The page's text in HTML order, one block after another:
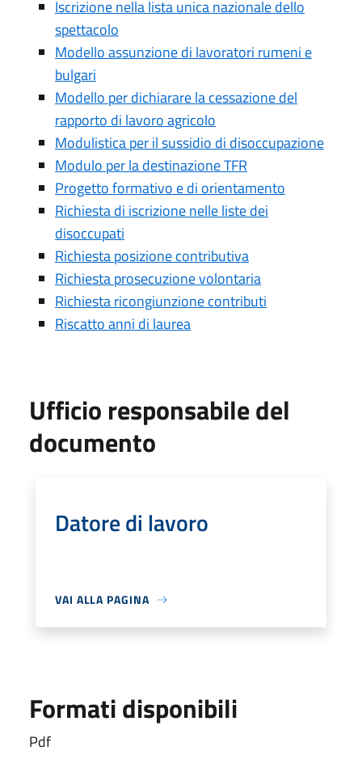
Iscrizione nella lista unica nazionale dello
spettacolo
Modello assunzione di lavoratori rumeni e
bulgari
Modello per dichiarare la cessazione del
rapporto di lavoro agricolo
Modulistica per il sussidio di disoccupazione
Modulo per la destinazione TFR
Progetto formativo e di orientamento
Richiesta di iscrizione nelle liste dei
disoccupati
Richiesta posizione contributiva
Richiesta prosecuzione volontaria
Richiesta ricongiunzione contributi
Riscatto anni di laurea
Ufficio responsabile del
documento
Datore di lavoro
VAI ALLA PAGINA
Formati disponibili
Pdf